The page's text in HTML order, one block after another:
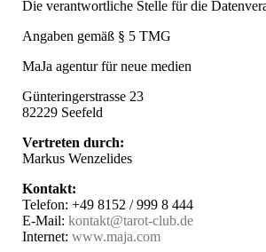
Die verantwortliche Stelle für die
Angaben gemäß § 5 TMG
MaJa agentur für neue medien
Günteringerstrasse 23
82229 Seefeld
Vertreten durch:
Markus Wenzelides
Kontakt:
Telefon: +49 8152 / 999 8 444
E-Mail: kontakt@tarot-club.de
Internet: www.maja.com